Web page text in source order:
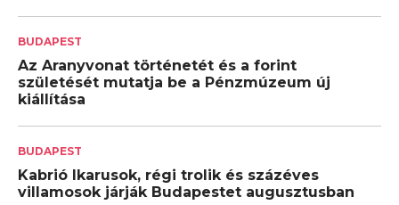
BUDAPEST
Az Aranyvonat történetét és a forint
születését mutatja be a Pénzmúzeum új
kiállítása
BUDAPEST
Kabrió Ikarusok, régi trolik és százéves
villamosok járják Budapestet augusztusban